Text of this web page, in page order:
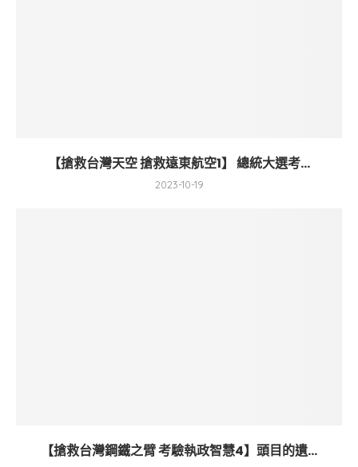
【搶救台灣天空 搶救遠東航空1】 總統大選考...
2023-10-19
【搶救台灣鋼鐵之臂 考驗執政智慧4】頭目的遺...